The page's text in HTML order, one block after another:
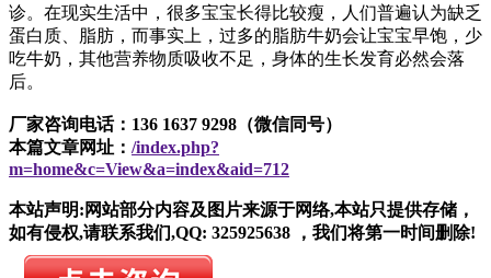
诊。在现实生活中，很多宝宝长得比较瘦，人们普遍认为缺乏
蛋白质、脂肪，而事实上，过多的脂肪牛奶会让宝宝早饱，少
吃牛奶，其他营养物质吸收不足，身体的生长发育必然会落
后。
厂家咨询电话：136 1637 9298（微信同号）
本篇文章网址： /index.php?
m=home&c=View&a=index&aid=712
本站声明:网站部分内容及图片来源于网络,本站只提供存储，
如有侵权,请联系我们,QQ: 325925638 ，我们将第一时间删除!